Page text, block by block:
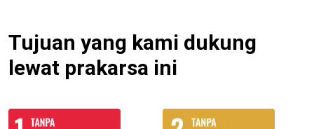
Tujuan yang kami dukung
lewat prakarsa ini